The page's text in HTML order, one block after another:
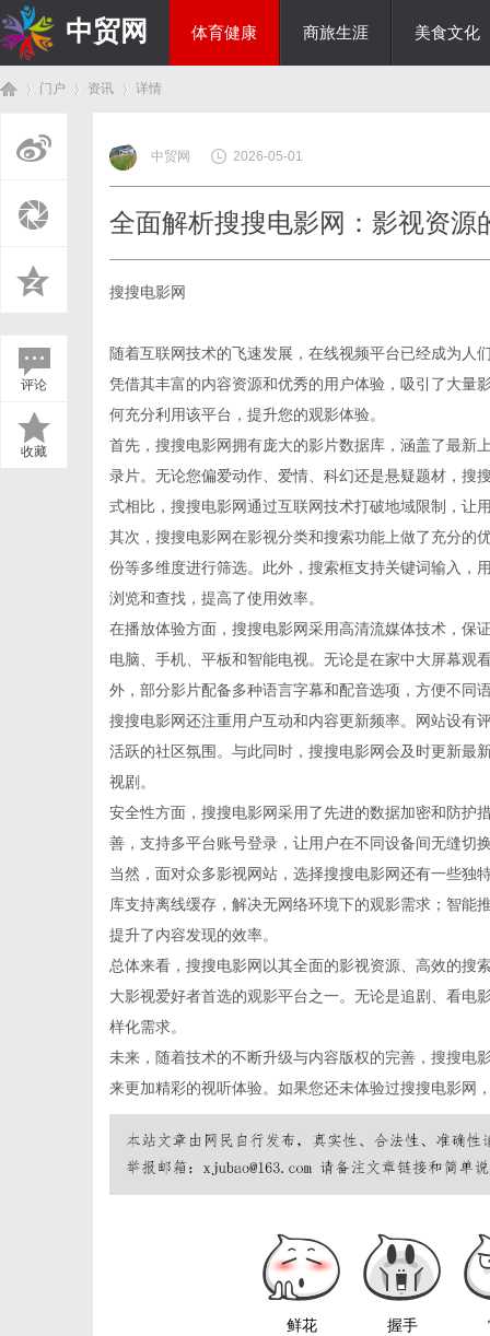
中贸网 体育健康 商旅生涯 美食文化
门户 资讯
›
详情
评论
收藏
中贸网 2026-05-01
全面解析搜搜电影网：影视资源
搜搜电影网
随着互联网技术的飞速发展，在线视频平台已经成为人
凭借其丰富的内容资源和优秀的用户体验，吸引了大量
何充分利用该平台，提升您的观影体验。
首先，搜搜电影网拥有庞大的影片数据库，涵盖了最新
录片。无论您偏爱动作、爱情、科幻还是悬疑题材，搜
式相比，搜搜电影网通过互联网技术打破地域限制，让
其次，搜搜电影网在影视分类和搜索功能上做了充分的
份等多维度进行筛选。此外，搜索框支持关键词输入，
浏览和查找，提高了使用效率。
在播放体验方面，搜搜电影网采用高清流媒体技术，保
电脑、手机、平板和智能电视。无论是在家中大屏幕观
外，部分影片配备多种语言字幕和配音选项，方便不同
搜搜电影网还注重用户互动和内容更新频率。网站设有
活跃的社区氛围。与此同时，搜搜电影网会及时更新最
视剧。
安全性方面，搜搜电影网采用了先进的数据加密和防护
善，支持多平台账号登录，让用户在不同设备间无缝切
当然，面对众多影视网站，选择搜搜电影网还有一些独
库支持离线缓存，解决无网络环境下的观影需求；智能
提升了内容发现的效率。
总体来看，搜搜电影网以其全面的影视资源、高效的搜
大影视爱好者首选的观影平台之一。无论是追剧、看电
样化需求。
未来，随着技术的不断升级与内容版权的完善，搜搜电
来更加精彩的视听体验。如果您还未体验过搜搜电影网
鲜花 握手